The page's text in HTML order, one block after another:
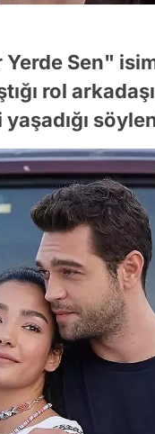
Yerde Sen"
rol